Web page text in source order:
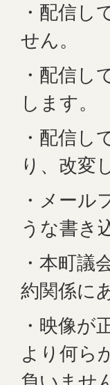
・配信し
せん。
・配信し
します。
・配信し
り、改変
・メール
うな書き
・本町議
約関係に
・映像が
より何ら